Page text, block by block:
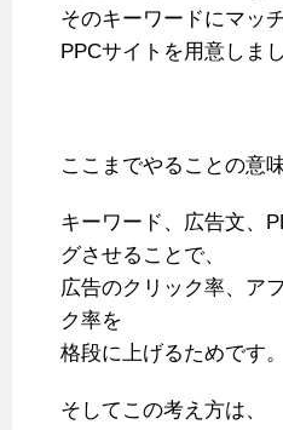
そのキーワードにマッ
PPCサイトを用意しまし
ここまでやることの意味
キーワード、広告文、
グさせることで、
広告のクリック率、ア
ク率を
格段に上げるためです。
そしてこの考え方は、